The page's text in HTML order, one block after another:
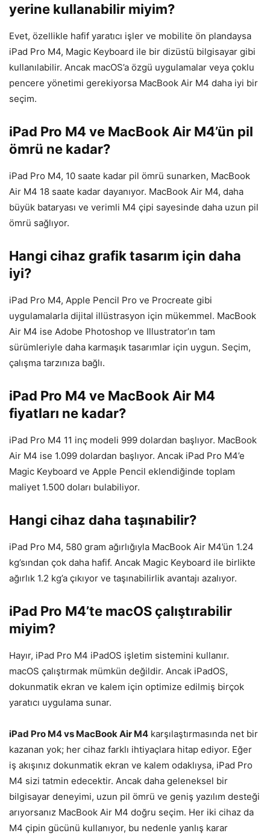
yerine kullanabilir miyim?
Evet, özellikle hafif yaratıcı işler ve mobilite ön plandaysa
iPad Pro M4, Magic Keyboard ile bir dizüstü bilgisayar gibi
kullanılabilir. Ancak macOS’a özgü uygulamalar veya çoklu
pencere yönetimi gerekiyorsa MacBook Air M4 daha iyi bir
seçim.
iPad Pro M4 ve MacBook Air M4’ün pil
ömrü ne kadar?
iPad Pro M4, 10 saate kadar pil ömrü sunarken, MacBook
Air M4 18 saate kadar dayanıyor. MacBook Air M4, daha
büyük bataryası ve verimli M4 çipi sayesinde daha uzun pil
ömrü sağlıyor.
Hangi cihaz grafik tasarım için daha
iyi?
iPad Pro M4, Apple Pencil Pro ve Procreate gibi
uygulamalarla dijital illüstrasyon için mükemmel. MacBook
Air M4 ise Adobe Photoshop ve Illustrator’ın tam
sürümleriyle daha karmaşık tasarımlar için uygun. Seçim,
çalışma tarzınıza bağlı.
iPad Pro M4 ve MacBook Air M4
fiyatları ne kadar?
iPad Pro M4 11 inç modeli 999 dolardan başlıyor. MacBook
Air M4 ise 1.099 dolardan başlıyor. Ancak iPad Pro M4’e
Magic Keyboard ve Apple Pencil eklendiğinde toplam
maliyet 1.500 doları bulabiliyor.
Hangi cihaz daha taşınabilir?
iPad Pro M4, 580 gram ağırlığıyla MacBook Air M4’ün 1.24
kg’sından çok daha hafif. Ancak Magic Keyboard ile birlikte
ağırlık 1.2 kg’a çıkıyor ve taşınabilirlik avantajı azalıyor.
iPad Pro M4’te macOS çalıştırabilir
miyim?
Hayır, iPad Pro M4 iPadOS işletim sistemini kullanır.
macOS çalıştırmak mümkün değildir. Ancak iPadOS,
dokunmatik ekran ve kalem için optimize edilmiş birçok
yaratıcı uygulama sunar.
iPad Pro M4 vs MacBook Air M4 karşılaştırmasında net bir
kazanan yok; her cihaz farklı ihtiyaçlara hitap ediyor. Eğer
iş akışınız dokunmatik ekran ve kalem odaklıysa, iPad Pro
M4 sizi tatmin edecektir. Ancak daha geleneksel bir
bilgisayar deneyimi, uzun pil ömrü ve geniş yazılım desteği
arıyorsanız MacBook Air M4 doğru seçim. Her iki cihaz da
M4 çipin gücünü kullanıyor, bu nedenle yanlış karar